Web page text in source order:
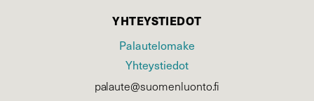
YHTEYSTIEDOT
Palautelomake
Yhteystiedot
palaute@suomenluonto.fi